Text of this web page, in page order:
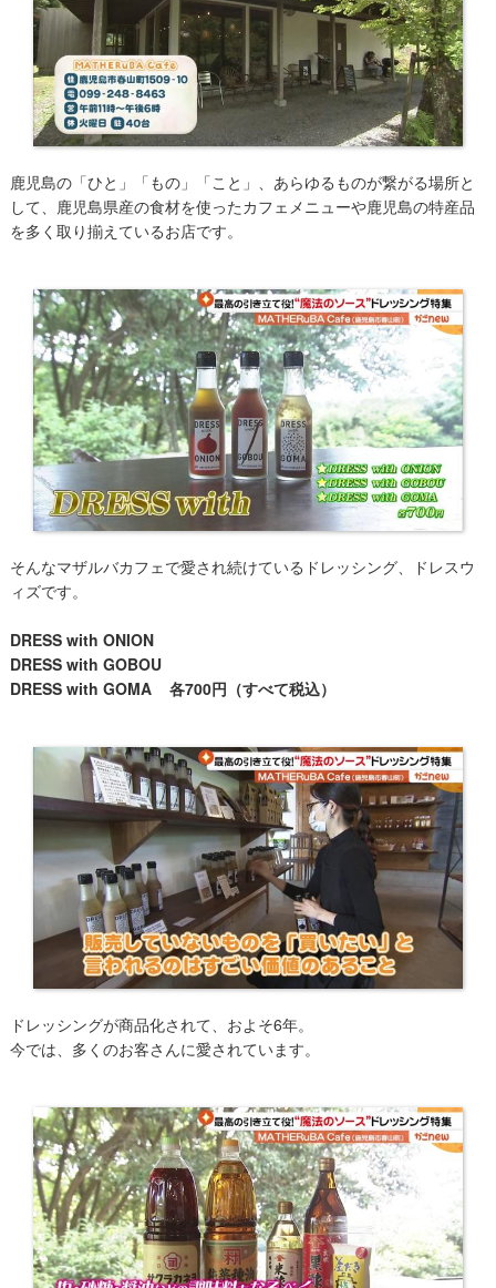
鹿児島の「ひと」「もの」「こと」、あらゆるものが繋がる場所と
して、鹿児島県産の食材を使ったカフェメニューや鹿児島の特産品
を多く取り揃えているお店です。
そんなマザルバカフェで愛され続けているドレッシング、ドレスウ
ィズです。
DRESS with ONION
DRESS with GOBOU
DRESS with GOMA 各700円（すべて税込）
ドレッシングが商品化されて、およそ6年。
今では、多くのお客さんに愛されています。